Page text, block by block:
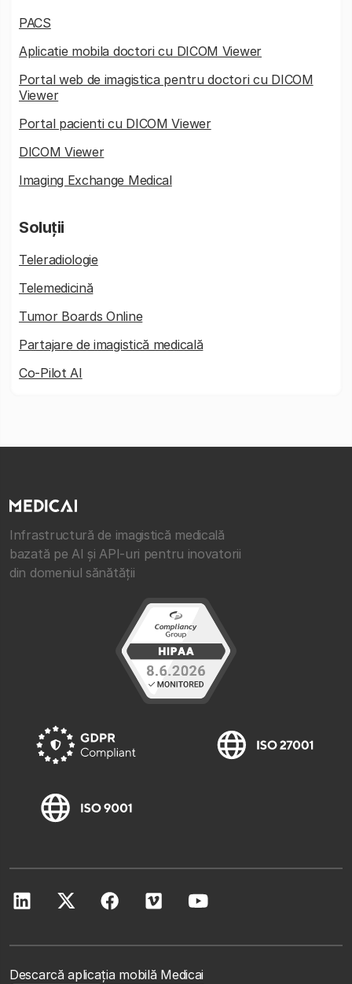
PACS
Aplicatie mobila doctori cu DICOM Viewer
Portal web de imagistica pentru doctori cu DICOM
Viewer
Portal pacienti cu DICOM Viewer
DICOM Viewer
Imaging Exchange Medical
Soluții
Teleradiologie
Telemedicină
Tumor Boards Online
Partajare de imagistică medicală
Co-Pilot AI
Infrastructură de imagistică medicală
bazată pe AI și API-uri pentru inovatorii
din domeniul sănătății
Descarcă aplicația mobilă Medicai